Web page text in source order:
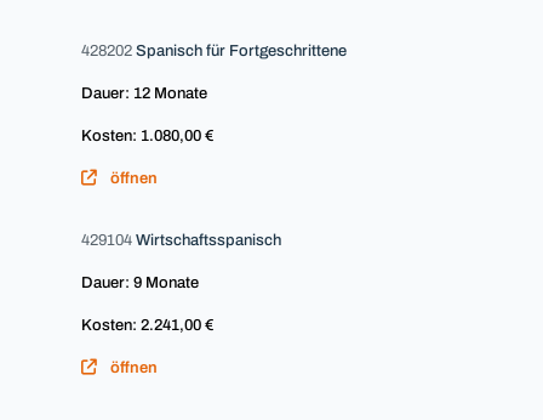
428202 Spanisch für Fortgeschrittene
Dauer: 12 Monate
Kosten: 1.080,00 €
öffnen
429104 Wirtschaftsspanisch
Dauer: 9 Monate
Kosten: 2.241,00 €
öffnen